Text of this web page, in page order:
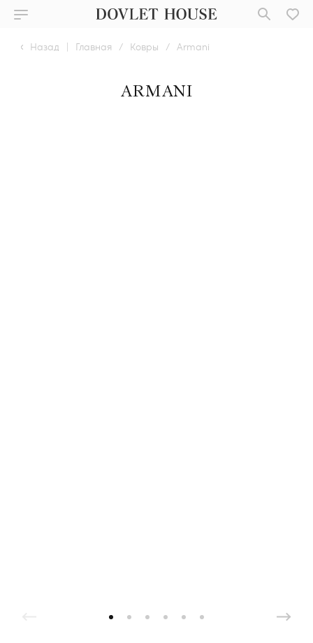
Назад | Главная / Ковры / Armani
ARMANI